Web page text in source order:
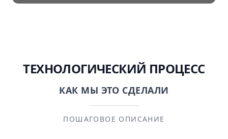
ТЕХНОЛОГИЧЕСКИЙ ПРОЦЕСС
КАК МЫ ЭТО СДЕЛАЛИ
ПОШАГОВОЕ ОПИСАНИЕ